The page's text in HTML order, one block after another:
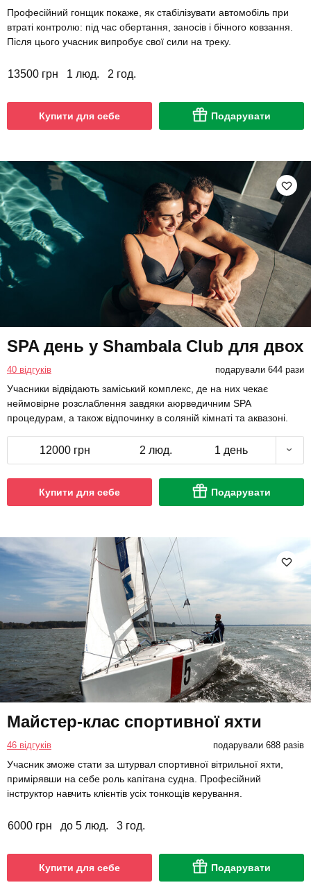
Професійний гонщик покаже, як стабілізувати автомобіль при
втраті контролю: під час обертання, заносів і бічного ковзання.
Після цього учасник випробує свої сили на треку.
13500 грн 1 люд. 2 год.
Купити для себе Подарувати
SPA день у Shambala Club для двох
40 відгуків подарували 644 рази
Учасники відвідають заміський комплекс, де на них чекає
неймовірне розслаблення завдяки аюрведичним SPA
процедурам, а також відпочинку в соляній кімнаті та аквазоні.
12000 грн 2 люд. 1 день
Купити для себе Подарувати
Майстер-клас спортивної яхти
46 відгуків подарували 688 разів
Учасник зможе стати за штурвал спортивної вітрильної яхти,
примірявши на себе роль капітана судна. Професійний
інструктор навчить клієнтів усіх тонкощів керування.
6000 грн до 5 люд. 3 год.
Купити для себе Подарувати